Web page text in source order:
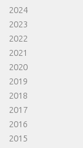
2024
2023
2022
2021
2020
2019
2018
2017
2016
2015